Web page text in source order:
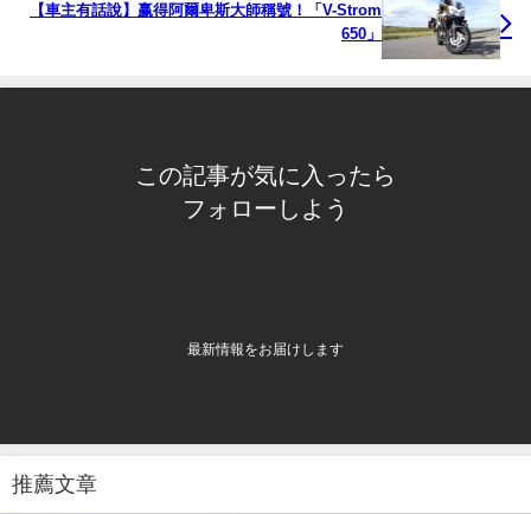
【車主有話說】赢得阿爾卑斯大師稱號！「V-Strom
650」
この記事が気に入ったら
フォローしよう
最新情報をお届けします
推薦文章